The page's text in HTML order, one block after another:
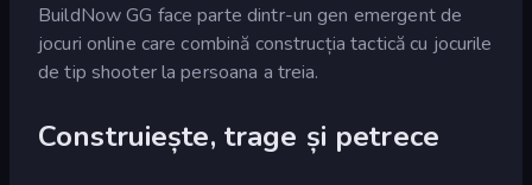
BuildNow GG face parte dintr-un gen emergent de
jocuri online care combină construcția tactică cu jocurile
de tip shooter la persoana a treia.
Construiește, trage și petrece